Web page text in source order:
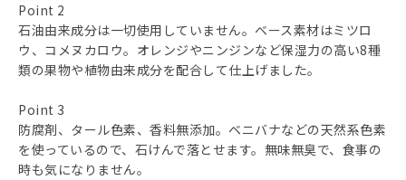
Point 2
石油由来成分は一切使用していません。ベース素材はミツロ
ウ、コメヌカロウ。オレンジやニンジンなど保湿力の高い8種
類の果物や植物由来成分を配合して仕上げました。
Point 3
防腐剤、タール色素、香料無添加。ベニバナなどの天然系色素
を使っているので、石けんで落とせます。無味無臭で、食事の
時も気になりません。